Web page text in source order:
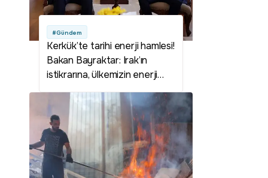
#Gündem
Kerkük’te tarihi enerji hamlesi!
Bakan Bayraktar: Irak’ın
istikrarına, ülkemizin enerji
devam edeceğiz